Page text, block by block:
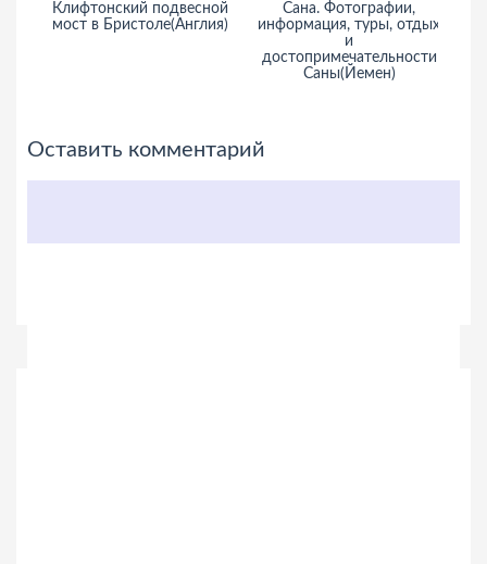
Клифтонский подвесной
мост в Бристоле(Англия)
Сана. Фотографии,
информация, туры, отдых
и
достопримечательности
Саны(Йемен)
Оставить комментарий